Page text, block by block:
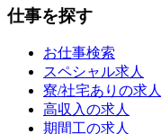
仕事を探す
お仕事検索
スペシャル求人
寮/社宅ありの求人
高収入の求人
期間工の求人